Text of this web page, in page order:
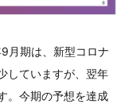
月期は、新型コロナ
していますが、翌年
。今期の予想を達成